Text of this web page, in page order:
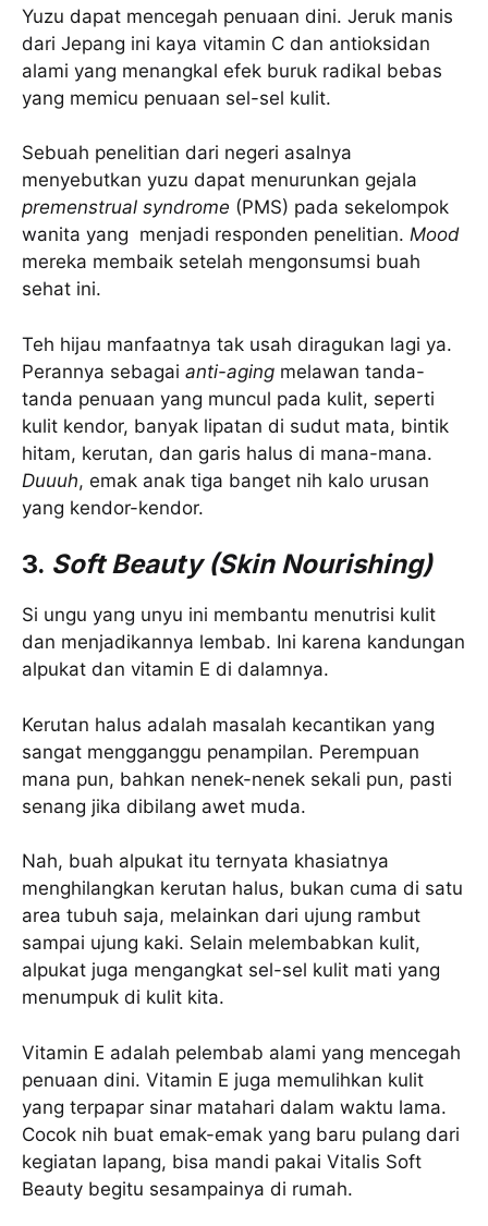
Yuzu dapat mencegah penuaan dini. Jeruk manis
dari Jepang ini kaya vitamin C dan antioksidan
alami yang menangkal efek buruk radikal bebas
yang memicu penuaan sel-sel kulit.
Sebuah penelitian dari negeri asalnya
menyebutkan yuzu dapat menurunkan gejala
premenstrual syndrome (PMS) pada sekelompok
wanita yang menjadi responden penelitian. Mood
mereka membaik setelah mengonsumsi buah
sehat ini.
Teh hijau manfaatnya tak usah diragukan lagi ya.
Perannya sebagai anti-aging melawan tanda-
tanda penuaan yang muncul pada kulit, seperti
kulit kendor, banyak lipatan di sudut mata, bintik
hitam, kerutan, dan garis halus di mana-mana.
Duuuh, emak anak tiga banget nih kalo urusan
yang kendor-kendor.
3. Soft Beauty (Skin Nourishing)
Si ungu yang unyu ini membantu menutrisi kulit
dan menjadikannya lembab. Ini karena kandungan
alpukat dan vitamin E di dalamnya.
Kerutan halus adalah masalah kecantikan yang
sangat mengganggu penampilan. Perempuan
mana pun, bahkan nenek-nenek sekali pun, pasti
senang jika dibilang awet muda.
Nah, buah alpukat itu ternyata khasiatnya
menghilangkan kerutan halus, bukan cuma di satu
area tubuh saja, melainkan dari ujung rambut
sampai ujung kaki. Selain melembabkan kulit,
alpukat juga mengangkat sel-sel kulit mati yang
menumpuk di kulit kita.
Vitamin E adalah pelembab alami yang mencegah
penuaan dini. Vitamin E juga memulihkan kulit
yang terpapar sinar matahari dalam waktu lama.
Cocok nih buat emak-emak yang baru pulang dari
kegiatan lapang, bisa mandi pakai Vitalis Soft
Beauty begitu sesampainya di rumah.